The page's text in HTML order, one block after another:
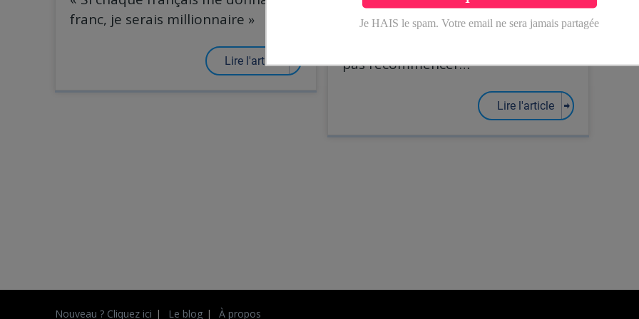
..c’est tellement facile que même
un fumeur le fait plusieurs fois par
pas recommencer…
Lire l'article
franc, je serais millionnaire »
Lire l'article
Nouveau ? Cliquez ici Le blog À propos